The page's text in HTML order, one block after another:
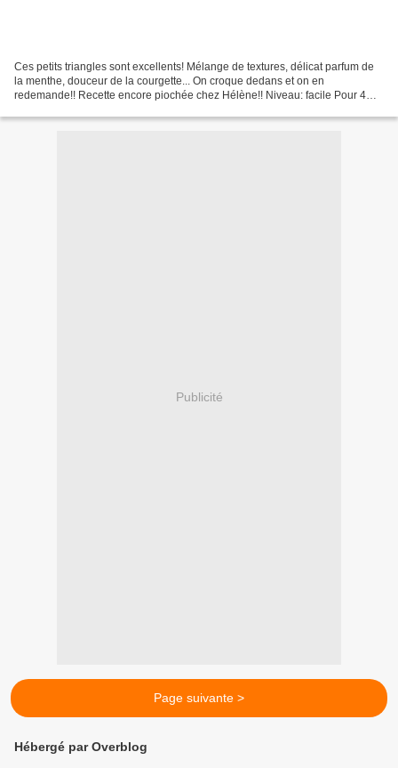
Ces petits triangles sont excellents! Mélange de textures, délicat parfum de
la menthe, douceur de la courgette... On croque dedans et on en
redemande!! Recette encore piochée chez Hélène!! Niveau: facile Pour 4
Publicité
Page suivante >
Hébergé par Overblog